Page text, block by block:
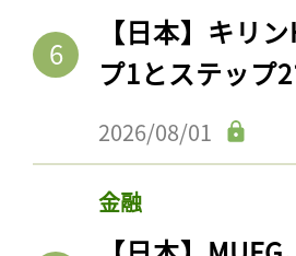
【日本】キリ
プ1とステップ
2026/08/01
金融